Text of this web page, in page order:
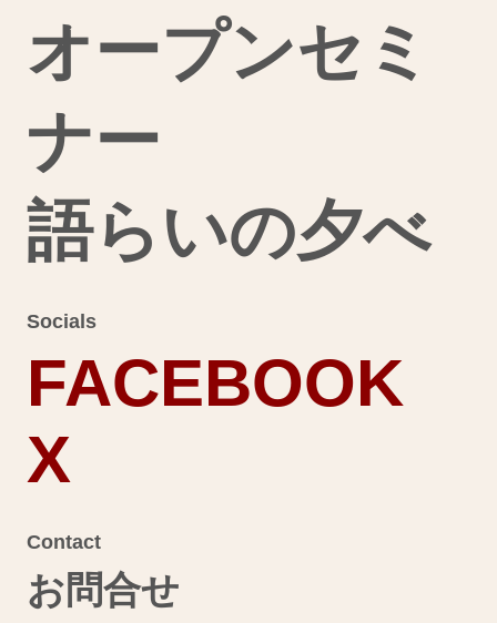
オープンセミ
ナー
語らいの夕べ
Socials
FACEBOOK
X
Contact
お問合せ